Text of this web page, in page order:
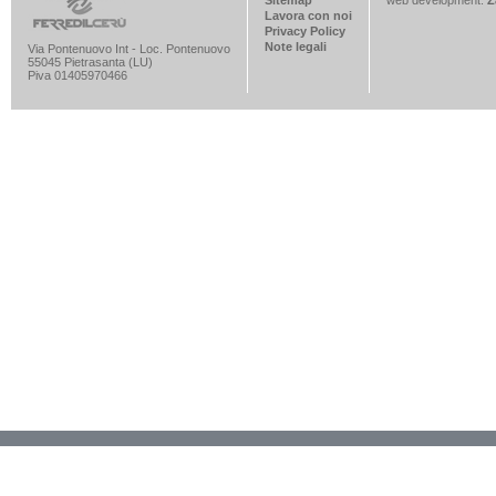
Via Pontenuovo Int - Loc. Pontenuovo
55045 Pietrasanta (LU)
Piva 01405970466
Lavora con noi
Privacy Policy
Note legali